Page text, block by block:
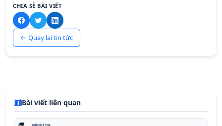
CHIA SẺ BÀI VIẾT
Quay lại tin tức
Bài viết liên quan